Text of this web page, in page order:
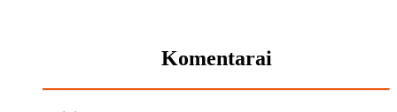
Komentarai